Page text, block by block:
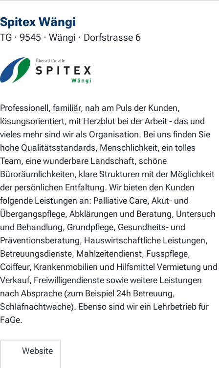
Spitex Wängi
TG · 9545 · Wängi · Dorfstrasse 6
Professionell, familiär, nah am Puls der Kunden,
lösungsorientiert, mit Herzblut bei der Arbeit - das und
vieles mehr sind wir als Organisation. Bei uns finden Sie
hohe Qualitätsstandards, Menschlichkeit, ein tolles
Team, eine wunderbare Landschaft, schöne
Büroräumlichkeiten, klare Strukturen mit der Möglichkeit
der persönlichen Entfaltung. Wir bieten den Kunden
folgende Leistungen an: Palliative Care, Akut- und
Übergangspflege, Abklärungen und Beratung, Untersuch
und Behandlung, Grundpflege, Gesundheits- und
Präventionsberatung, Hauswirtschaftliche Leistungen,
Betreuungsdienste, Mahlzeitendienst, Fusspflege,
Coiffeur, Krankenmobilien und Hilfsmittel Vermietung und
Verkauf, Freiwilligendienste sowie weitere Leistungen
nach Absprache (zum Beispiel 24h Betreuung,
Schlafnachtwache). Ebenso sind wir ein Lehrbetrieb für
FaGe.
Website